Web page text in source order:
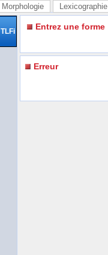
Morphologie Lexicographie
TLFi Entrez une forme
Erreur